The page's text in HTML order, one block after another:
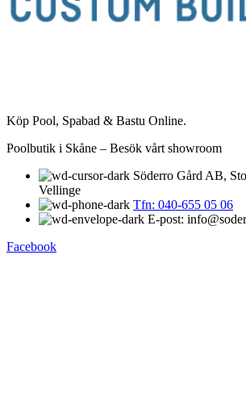
Köp Pool, Spabad & Bastu Online.
Poolbutik i Skåne – Besök vårt showroom
Söderro Gård AB,
Vellinge
Tfn: 040-655 05 06
E-post:
Facebook